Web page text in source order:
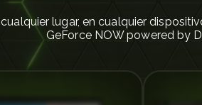
lugar, en cualquier
GeForce NOW powered by